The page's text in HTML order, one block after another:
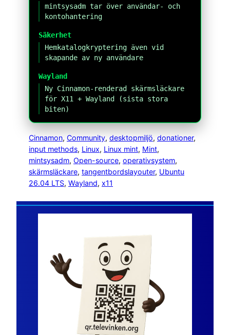
mintsysadm tar över användar- och
kontohantering
Säkerhet
Hemkatalogkryptering även vid
skapande av ny användare
Wayland
Ny Cinnamon-renderad skärmsläckare
för X11 + Wayland (sista stora
biten)
Cinnamon, Community, desktopmiljö, donationer
input methods, Linux, Linux mint, Mint
mintsysadm, Open-source, operativsystem
skärmsläckare, tangentbordslayouter, Ubuntu
26.04 LTS, Wayland, x11